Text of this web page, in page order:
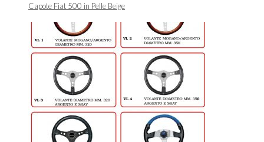
Capote Fiat 500 in Pelle Beige